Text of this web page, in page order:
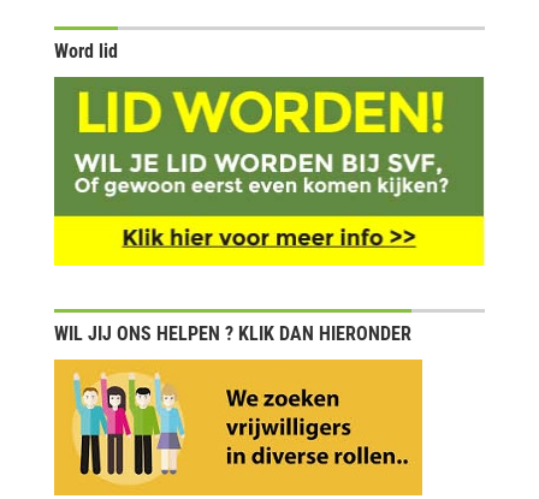
Word lid
WIL JIJ ONS HELPEN ? KLIK DAN HIERONDER